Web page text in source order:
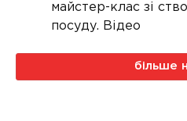
майстер-клас зі
посуду. Відео
більше